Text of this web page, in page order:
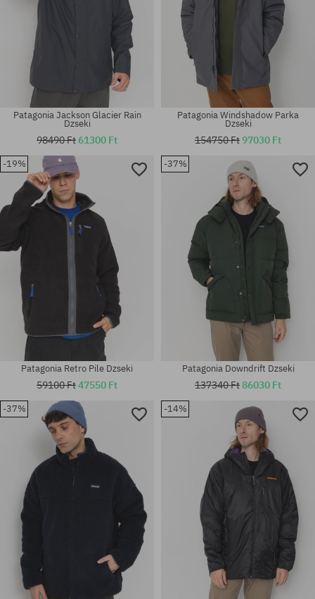
Elérhető méretek:
M; L; XL
Elérhető méretek:
Elérhető méretek:
Patagonia Jackson Glacier Rain
Dzseki
98490 Ft61300 Ft
Elérhető méretek:
Patagonia Windshadow Parka
Dzseki
154750 Ft97030 Ft
-19%
Patagonia Retro Pile Dzseki
59100 Ft47550 Ft
-37%
Patagonia Downdrift Dzseki
137340 Ft86030 Ft
-37% -14%